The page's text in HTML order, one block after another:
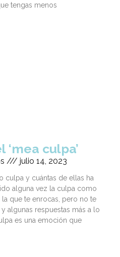
tengas menos
‘mea culpa’
julio 14, 2023
culpa y cuántas de ellas ha
alguna vez la culpa como
que te enrocas, pero no te
y algunas respuestas más a lo
es una emoción que